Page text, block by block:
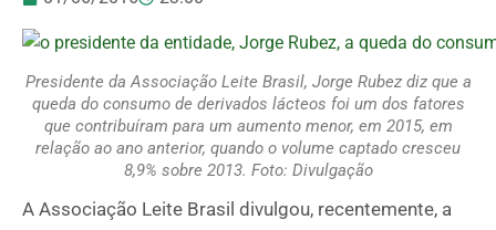
Presidente da Associação Leite Brasil, Jorge Rubez diz que a
queda do consumo de derivados lácteos foi um dos fatores
que contribuíram para um aumento menor, em 2015, em
relação ao ano anterior, quando o volume captado cresceu
8,9% sobre 2013. Foto: Divulgação
A Associação Leite Brasil divulgou, recentemente, a